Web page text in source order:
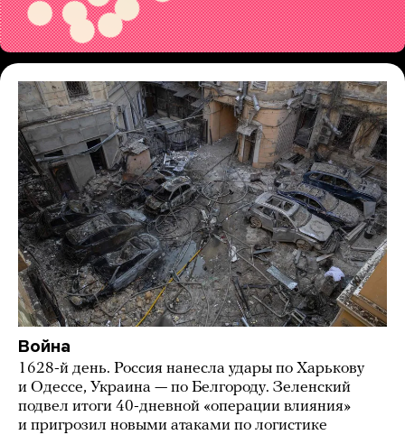
Война
1628-й день. Россия нанесла удары по Харькову
и Одессе, Украина — по Белгороду. Зеленский
подвел итоги 40-дневной «операции влияния»
и пригрозил новыми атаками по логистике